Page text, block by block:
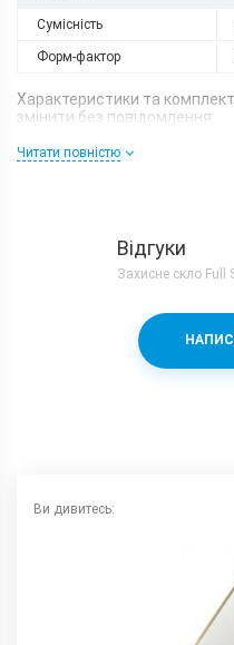
Сумісність
Форм-фактор
Характеристики та
змінити без повідомлення.
Читати повністю
Відгуки
Захисне скло Full
Ви дивитесь: